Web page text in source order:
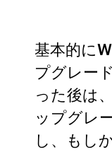
基本的に
プグレー
った後は
ップグレ
し、もし